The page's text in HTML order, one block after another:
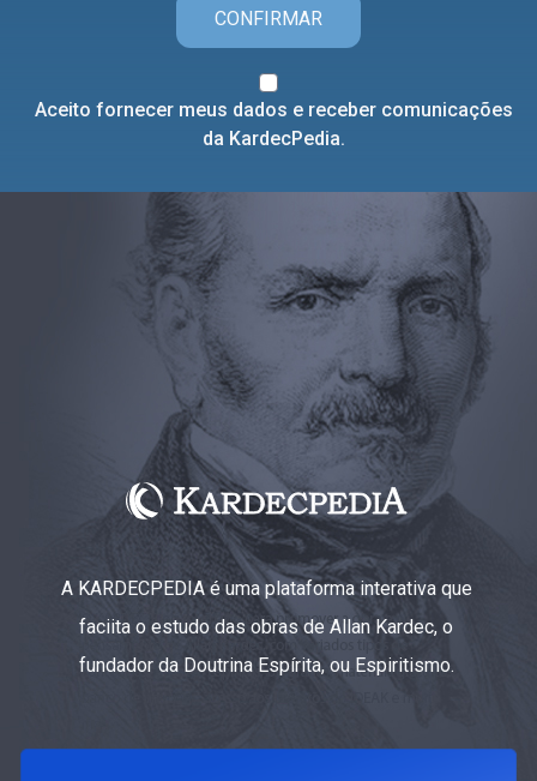
CONFIRMAR
Aceito fornecer meus dados e receber comunicações
da KardecPedia.
A KARDECPEDIA é uma plataforma interativa que
faciita o estudo das obras de Allan Kardec, o
fundador da Doutrina Espírita, ou Espiritismo.